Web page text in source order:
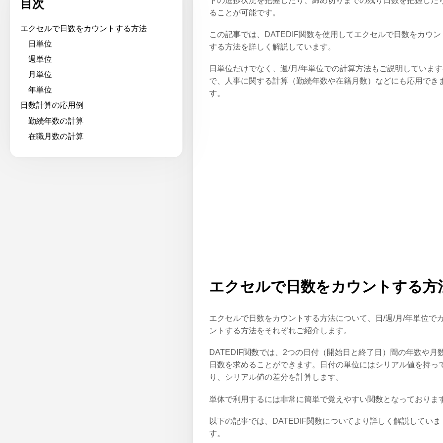
目次
エクセルで日数をカウントする方法
日単位
週単位
月単位
年単位
日数計算の応用例
勤続年数の計算
在職月数の計算
ることが可能です。
この記事では、DATEDIF関数を使用してエクセルで日数をカウン
する方法を詳しく解説しています。
日単位だけでなく、週/月/年単位での計算方法もご説明していま
で、人事に関する計算（勤続年数や在籍月数）などにも応用でき
す。
エクセルで日数をカウントする方
エクセルで日数をカウントする方法について、日/週/月/年単位で
ントする方法をそれぞれご紹介します。
DATEDIF関数では、2つの日付（開始日と終了日）間の年数や月数
日数を求めることができます。日付の単位にはシリアル値を持っ
り、シリアル値の差分を計算します。
単体で利用するには非常に簡単で覚えやすい関数となっておりま
以下の記事では、DATEDIF関数についてより詳しく解説していま
す。